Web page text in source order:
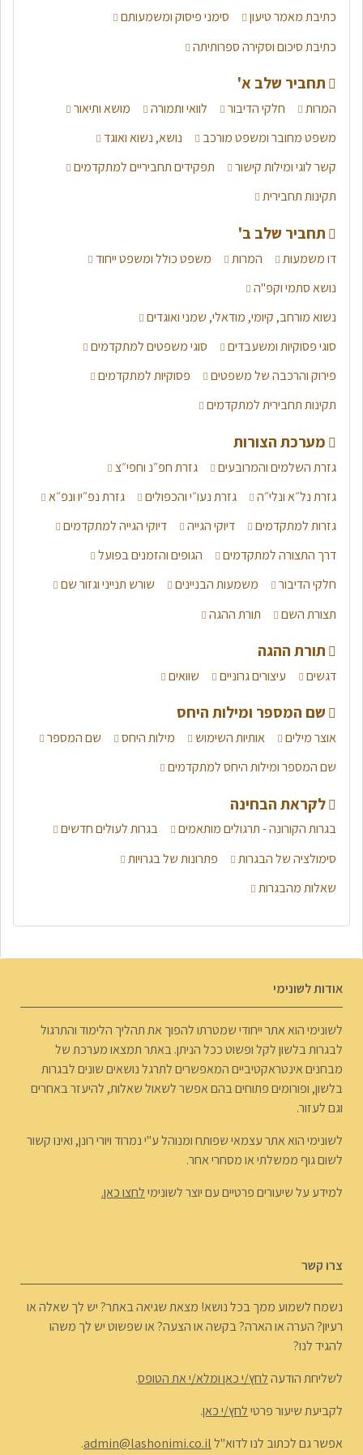
היכנסו לסיכום המלא
יש מספר דרכים למסור מידע ממקור אחר, ודרכים אלה אנו צריכים
להכיר לבחינה. היכנסו לסיכום מלא של הנושא לקראת בחינת
הבגרות!
היכנסו לסיכום המלא
כתיבת מאמר טיעון
סימני פיסוק ומשמעותם
כתיבת סיכום וסקירה ספרותיתה
תחביר שלב א'
המרות חלקי הדיבור לוואי ותמורה
מושא ותיאור
משפט מחובר ומשפט מורכב
נושא, נשוא ואוגד
קשר לוגי ומילות קישור
תפקידים תחביריים למתקדמים
תקינות תחבירית
תחביר שלב ב'
דו משמעות המרות
משפט כולל ומשפט ייחוד
נושא סתמי וקפ"ה
נשוא מורחב, קיומי, מודאלי, שמני ואוגדים
סוגי פסוקיות ומשעבדים
סוגי משפטים למתקדמים
פירוק והרכבה של משפטים
פסוקיות למתקדמים
תקינות תחבירית למתקדמים
מערכת הצורות
גזרת השלמים והמרובעים
גזרת חפ״נ וחפי״צ
גזרת נל״א ונלי״ה
גזרת נעו״י והכפולים
גזרת נפ״יו ונפ״א
גזרות למתקדמים
דיוקי הגייה
דיוקי הגייה למתקדמים
דרך התצורה למתקדמים
הגופים והזמנים בפועל
חלקי הדיבור
משמעות הבניינים
שורש תנייני וגזור שם
תצורת השם
תורת ההגה
תורת ההגה
דגשים עיצורים גרוניים שוואים
שם המספר ומילות היחס
אוצר מילים אותיות השימוש מילות היחס
שם המספר
שם המספר ומילות היחס למתקדמים
לקראת הבחינה
בגרות הקורונה - תרגולים מותאמים
בגרות לעולים חדשים
סימולציה של הבגרות
פתרונות של בגרויות
שאלות מהבגרות
אודות לשונימי
לשונימי הוא אתר ייחודי שמטרתו להפוך את תהליך הלימוד והתרגול
לבגרות בלשון לקל ופשוט ככל הניתן. באתר תמצאו מערכת של
מבחנים אינטראקטיביים המאפשרים לתרגל נושאים שונים לבגרות
בלשון, ופורומים פתוחים בהם אפשר לשאול שאלות, להיעזר באחרים
וגם לעזור.
לשונימי הוא אתר עצמאי שפותח ומנוהל ע"י נמרוד ויורי רונן, ואינו קשור
לשום גוף ממשלתי או מסחרי אחר.
למידע על שיעורים פרטיים עם יוצר לשונימילחצו כאן.
צרו קשר
נשמח לשמוע ממך בכל נושא! מצאת שגיאה באתר? יש לך שאלה או
רעיון? הערה או הארה? בקשה או הצעה? או שפשוט יש לך משהו
להגיד לנו?
לשליחת הודעהלחץ/י כאן ומלא/י את הטופס.
לקביעת שיעור פרטילחץ/י כאן.
אפשר גם לכתוב לנו לדוא"לadmin@lashonimi.co.il
.